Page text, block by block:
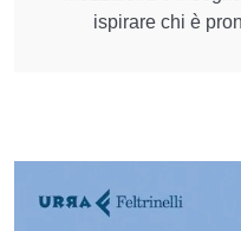
ispirare chi è